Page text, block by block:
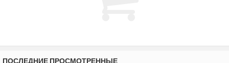
ПОСЛЕДНИЕ ПРОСМОТРЕННЫЕ